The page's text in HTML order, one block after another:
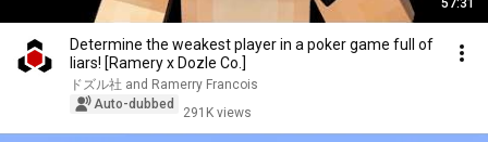
57:31
Determine the weakest player in a poker game full of
liars! [Ramery x Dozle Co.]
ドズル社 and Ramerry Francois
Auto-dubbed
291K views